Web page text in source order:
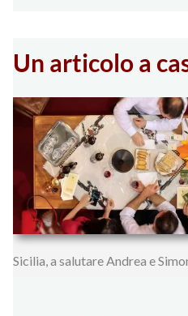
Un articolo a
Sicilia, a salutare Andrea e